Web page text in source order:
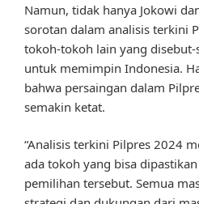
Namun, tidak hanya Jokowi
sorotan dalam analisis terkini
tokoh-tokoh lain yang
untuk memimpin Indonesia.
bahwa persaingan dalam
semakin ketat.
“Analisis terkini Pilpres 2024
ada tokoh yang bisa
pemilihan tersebut. Semua